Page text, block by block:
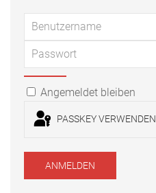
Passwort
PASSWORT ANZEIGEN
Angemeldet bleiben
PASSKEY VERWENDEN
ANMELDEN